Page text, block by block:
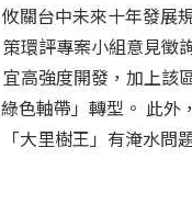
攸關台中未來十年發展
策環評專案小組意見徵
宜高強度開發，加上該
綠色軸帶」轉型。 此外
「大里樹王」有淹水